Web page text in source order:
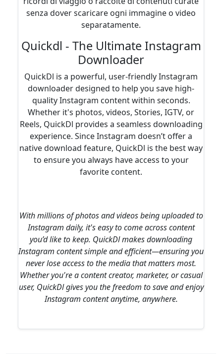
senza dover scaricare ogni immagine o video
separatamente.
Quickdl - The Ultimate Instagram
Downloader
QuickDl is a powerful, user-friendly Instagram
downloader designed to help you save high-
quality Instagram content within seconds.
Whether it's photos, videos, Stories, IGTV, or
Reels, QuickDl provides a seamless downloading
experience. Since Instagram doesn’t offer a
native download feature, QuickDl is the best way
to ensure you always have access to your
favorite content.
With millions of photos and videos being uploaded to
Instagram daily, it's easy to come across content
you’d like to keep. QuickDl makes downloading
Instagram content simple and efficient—ensuring you
never lose access to the media that matters most.
Whether you're a content creator, marketer, or casual
user, QuickDl gives you the freedom to save and enjoy
Instagram content anytime, anywhere.